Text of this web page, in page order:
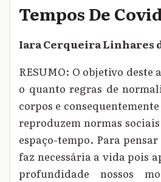
Tempos De
Iara Cerqueira Linhares
RESUMO: O objetivo deste
o quanto regras de
corpos e
reproduzem normas
espaço-tempo. Para
faz necessária a vida pois
profundidade nossos